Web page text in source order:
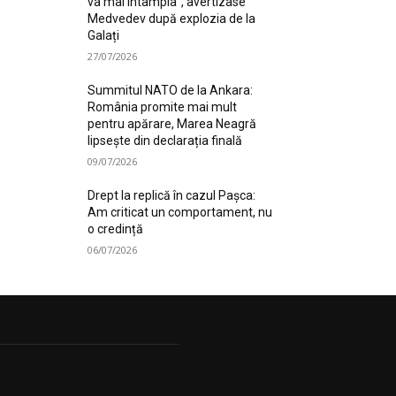
Medvedev după explozia de la
Galați
27/07/2026
Summitul NATO de la Ankara:
România promite mai mult
pentru apărare, Marea Neagră
lipsește din declarația finală
09/07/2026
Drept la replică în cazul Pașca:
Am criticat un comportament, nu
o credință
06/07/2026